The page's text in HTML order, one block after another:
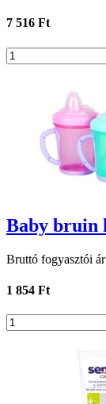
7 516 Ft
Baby bruin
Bruttó fogyasztói
1 854 Ft